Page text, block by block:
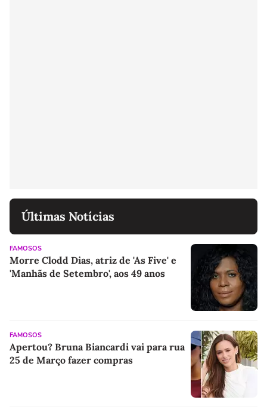
Últimas Notícias
FAMOSOS
Morre Clodd Dias, atriz de 'As Five' e
'Manhãs de Setembro', aos 49 anos
FAMOSOS
Apertou? Bruna Biancardi vai para rua
25 de Março fazer compras